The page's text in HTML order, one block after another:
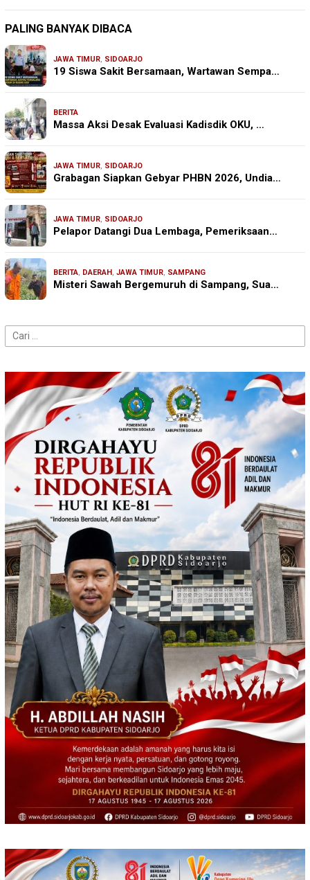
PALING BANYAK DIBACA
JAWA TIMUR, SIDOARJO
19 Siswa Sakit Bersamaan, Wartawan Sempa…
BERITA
Massa Aksi Desak Evaluasi Kadisdik OKU, …
JAWA TIMUR, SIDOARJO
Grabagan Siapkan Gebyar PHBN 2026, Undia…
JAWA TIMUR, SIDOARJO
Pelapor Datangi Dua Lembaga, Pemeriksaan…
BERITA, DAERAH, JAWA TIMUR, SAMPANG
Misteri Sawah Bergemuruh di Sampang, Sua…
Cari
untuk: